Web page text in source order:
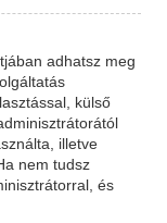
adhatsz meg
külső
illetve
nem tudsz
és